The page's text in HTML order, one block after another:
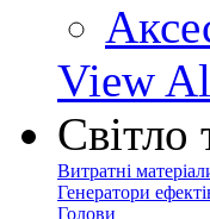
View
Світло
Витратні
Генератори
Голови